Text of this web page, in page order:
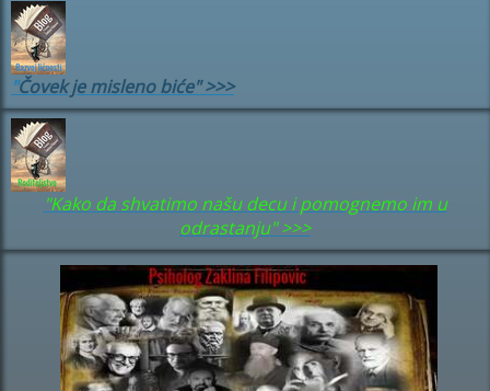
"Čovek je misleno biće" >>>
"Kako da shvatimo našu decu i pomognemo im u
odrastanju" >>>